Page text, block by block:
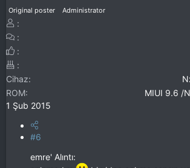
Original poster Administrator
Cihaz
ROM
MIUI 9.6 /
1 Şub 2015
#6
emre' Alıntı: